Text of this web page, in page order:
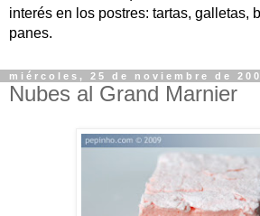
interés en los postres: tartas, galletas,
panes.
miércoles, 25 de noviembre de
Nubes al Grand Marnier